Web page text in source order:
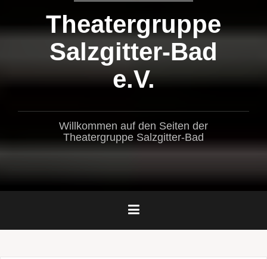
Theatergruppe
Salzgitter-Bad
e.V.
Willkommen auf den Seiten der
Theatergruppe Salzgitter-Bad